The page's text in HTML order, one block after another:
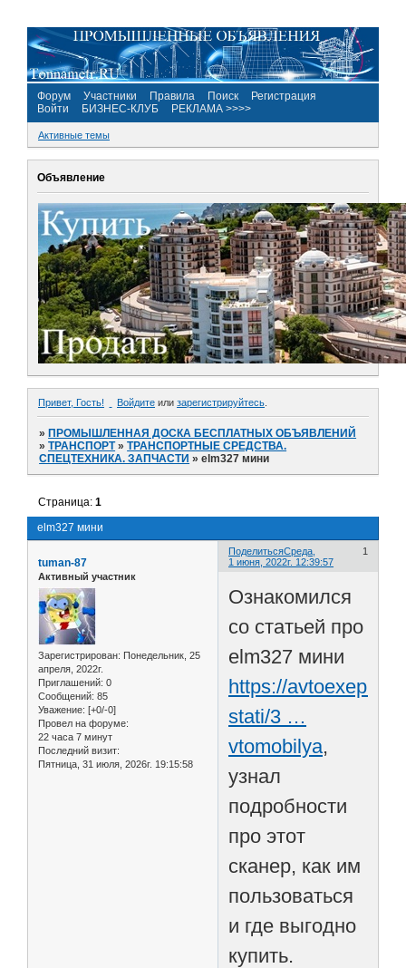
Форум Участники Правила Поиск
Регистрация
Войти
БИЗНЕС-КЛУБ РЕКЛАМА >>>>
Активные темы
Объявление
Привет, Гость! Войдите или зарегистрируйтесь
»ПРОМЫШЛЕННАЯ ДОСКА БЕСПЛАТНЫХ ОБЪЯВЛЕНИЙ
»ТРАНСПОРТ »ТРАНСПОРТНЫЕ СРЕДСТВА.
СПЕЦТЕХНИКА. ЗАПЧАСТИ »elm327 мини
elm327 мини
Страница:1
Поделиться 1
Среда,
1 июня, 2022г. 12:39:57
tuman-87
Активный участник
Зарегистрирован: Понедельник, 25
апреля, 2022г.
Приглашений: 0
Сообщений: 85
Уважение: [+0/-0]
Провел на форуме:
22 часа 7 минут
Последний визит:
Пятница, 31 июля, 2026г. 19:15:58
Ознакомился
со статьей про
elm327 мини
https://avtoexep.ru/
stati/3 …
vtomobilya,
узнал
подробности
про этот
сканер, как им
пользоваться
и где выгодно
купить.